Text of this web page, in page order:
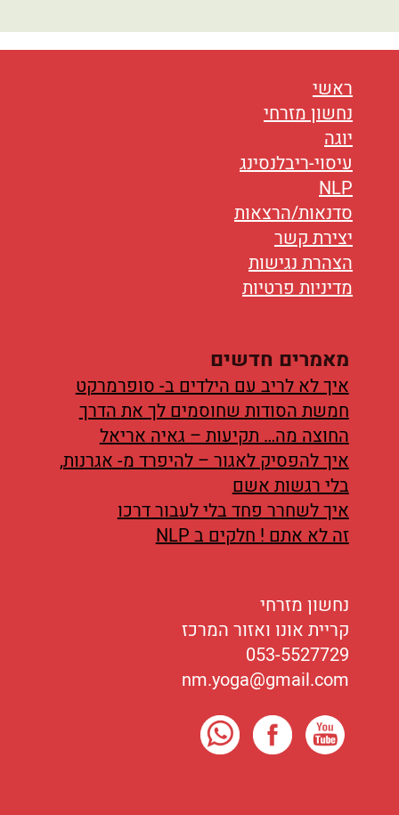
ראשי
נחשון מזרחי
יוגה
עיסוי-ריבלנסינג
NLP
סדנאות/הרצאות
יצירת קשר
הצהרת נגישות
מדיניות פרטיות
מאמרים חדשים
איך לא לריב עם הילדים ב- סופרמרקט
חמשת הסודות שחוסמים לך את הדרך
החוצה מה… תקיעות – גאיה אריאל
איך להפסיק לאגור – להיפרד מ- אגרנות,
בלי רגשות אשם
איך לשחרר פחד בלי לעבור דרכו
זה לא אתם ! חלקים ב NLP
נחשון מזרחי
קריית אונו ואזור המרכז
053-5527729
nm.yoga@gmail.com